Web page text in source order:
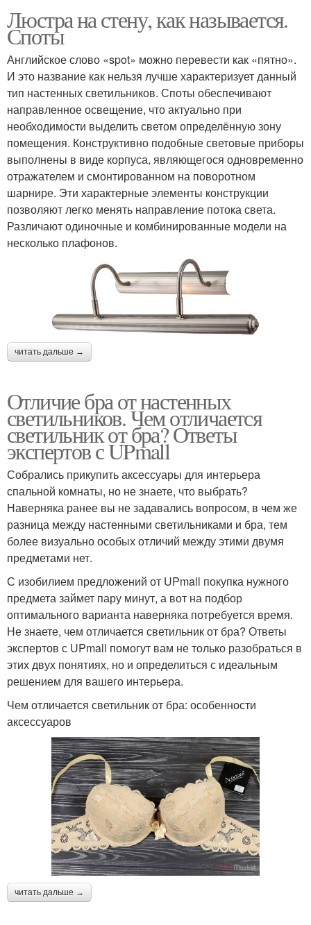
Люстра на стену, как называется.
Споты
Английское слово «spot» можно перевести как «пятно».
И это название как нельзя лучше характеризует данный
тип настенных светильников. Споты обеспечивают
направленное освещение, что актуально при
необходимости выделить светом определённую зону
помещения. Конструктивно подобные световые приборы
выполнены в виде корпуса, являющегося одновременно
отражателем и смонтированном на поворотном
шарнире. Эти характерные элементы конструкции
позволяют легко менять направление потока света.
Различают одиночные и комбинированные модели на
несколько плафонов.
читать дальше →
Отличие бра от настенных
светильников. Чем отличается
светильник от бра? Ответы
экспертов с UPmall
Собрались прикупить аксессуары для интерьера
спальной комнаты, но не знаете, что выбрать?
Наверняка ранее вы не задавались вопросом, в чем же
разница между настенными светильниками и бра, тем
более визуально особых отличий между этими двумя
предметами нет.
С изобилием предложений от UPmall покупка нужного
предмета займет пару минут, а вот на подбор
оптимального варианта наверняка потребуется время.
Не знаете, чем отличается светильник от бра? Ответы
экспертов с UPmall помогут вам не только разобраться в
этих двух понятиях, но и определиться с идеальным
решением для вашего интерьера.
Чем отличается светильник от бра: особенности
аксессуаров
читать дальше →